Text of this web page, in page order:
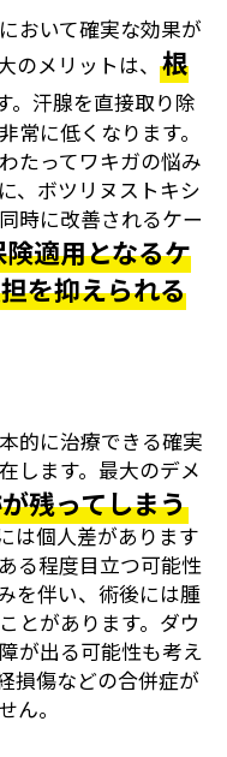
おいて確実な効果が
のメリットは、 根
。汗腺を直接取り除
常に低くなります。
たってワキガの悩み
、ボツリヌストキシ
時に改善されるケー
適用となるケ
を抑えられる
的に治療できる確実
します。最大のデメ
残ってしまう
は個人差があります
る程度目立つ可能性
を伴い、術後には腫
とがあります。ダウ
が出る可能性も考え
損傷などの合併症が
ん。